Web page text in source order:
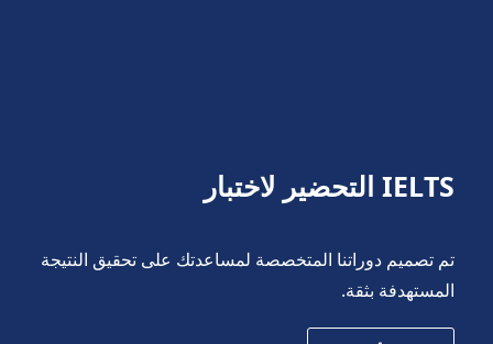
IELTS التحضير لاختبار
تم تصميم دوراتنا المتخصصة لمساعدتك على تحقيق النتيجة
المستهدفة بثقة.